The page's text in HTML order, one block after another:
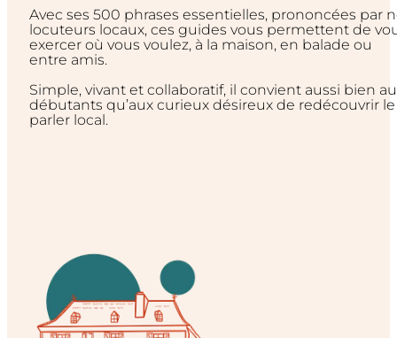
Avec ses 500 phrases essentielles, prononcées par
locuteurs locaux, ces guides vous permettent de
exercer où vous voulez, à la maison, en balade ou
entre amis.
Simple, vivant et collaboratif, il convient aussi bien
débutants qu’aux curieux désireux de redécouvrir le
parler local.